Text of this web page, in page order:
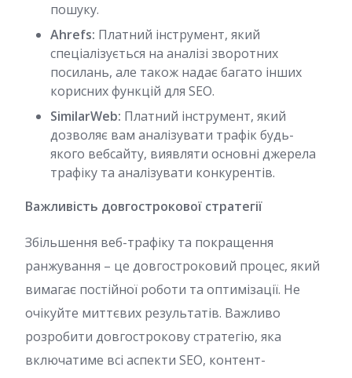
пошуку.
Ahrefs: Платний інструмент, який
спеціалізується на аналізі зворотних
посилань, але також надає багато інших
корисних функцій для SEO.
SimilarWeb: Платний інструмент, який
дозволяє вам аналізувати трафік будь-
якого вебсайту, виявляти основні джерела
трафіку та аналізувати конкурентів.
Важливість довгострокової стратегії
Збільшення веб-трафіку та покращення
ранжування – це довгостроковий процес, який
вимагає постійної роботи та оптимізації. Не
очікуйте миттєвих результатів. Важливо
розробити довгострокову стратегію, яка
включатиме всі аспекти SEO, контент-